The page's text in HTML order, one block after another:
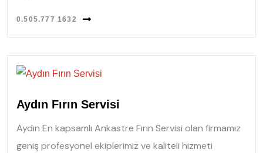
0.505.777 1632
Aydın Fırın Servisi
Aydın En kapsamlı Ankastre Fırın Servisi olan firmamız
geniş profesyonel ekiplerimiz ve kaliteli hizmeti